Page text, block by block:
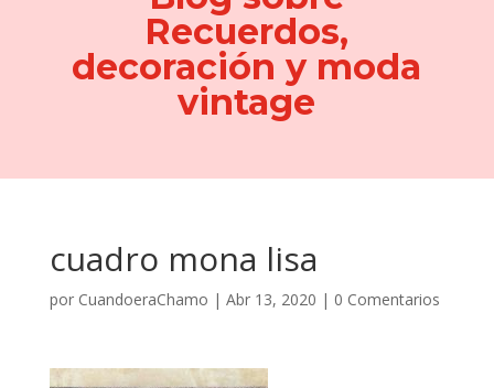
Recuerdos,
decoración y moda
vintage
cuadro mona lisa
por CuandoeraChamo | Abr 13, 2020 | 0 Comentarios